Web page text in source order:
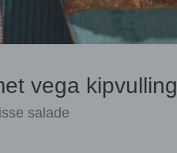
vega kipvulling
salade